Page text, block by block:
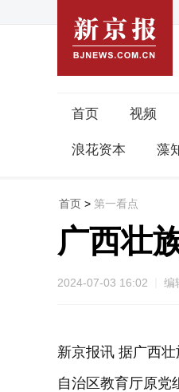
首页 视频
浪花资本 藻
首页 > 第一看点
广西壮
2024-07-03 16:02 编
新京报讯 据广西
自治区教育厅原党